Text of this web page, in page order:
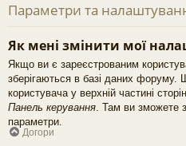
Параметри та
Як мені змінити мої
Якщо ви є зареєстрованим
зберігаються в базі даних форуму.
користувача у верхній частині
Панель керування . Там ви зможете
параметри.
Догори